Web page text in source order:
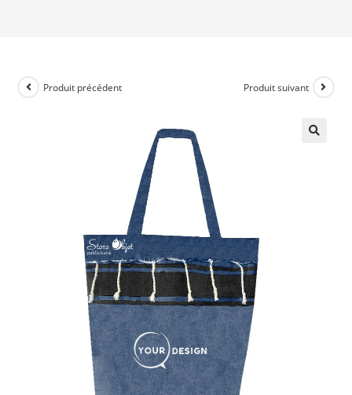
Produit précédent Produit suivant